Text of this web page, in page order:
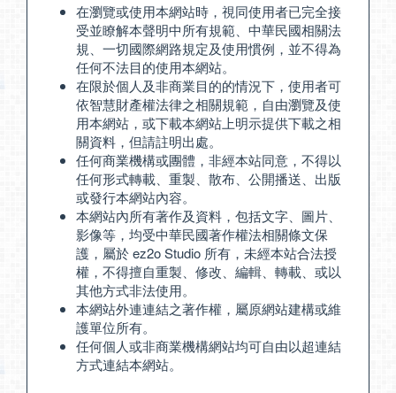
在瀏覽或使用本網站時，視同使用者已完全接
受並瞭解本聲明中所有規範、中華民國相關法
規、一切國際網路規定及使用慣例，並不得為
任何不法目的使用本網站。
在限於個人及非商業目的的情況下，使用者可
依智慧財產權法律之相關規範，自由瀏覽及使
用本網站，或下載本網站上明示提供下載之相
關資料，但請註明出處。
任何商業機構或團體，非經本站同意，不得以
任何形式轉載、重製、散布、公開播送、出版
或發行本網站內容。
本網站內所有著作及資料，包括文字、圖片、
影像等，均受中華民國著作權法相關條文保
護，屬於 ez2o Studio 所有，未經本站合法授
權，不得擅自重製、修改、編輯、轉載、或以
其他方式非法使用。
本網站外連連結之著作權，屬原網站建構或維
護單位所有。
任何個人或非商業機構網站均可自由以超連結
方式連結本網站。